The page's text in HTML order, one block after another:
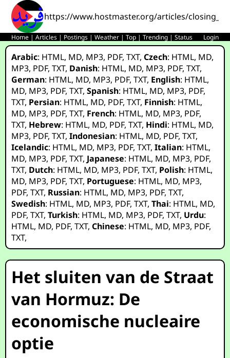
https://www.hostmaster.org/articles/
Home |Articles | Postings |Weather |Top |Trending |Status Login
Arabic: HTML, MD, MP3, PDF,TXT,Czech: HTML, MD,
MP3, PDF,TXT, Danish: HTML, MD, MP3, PDF,TXT,
German: HTML, MD, MP3, PDF,TXT, English: HTML,
MD, MP3, PDF,TXT,Spanish: HTML, MD, MP3, PDF,
TXT, Persian: HTML, MD, PDF,TXT, Finnish: HTML,
MD, MP3, PDF,TXT, French: HTML, MD, MP3, PDF,
TXT, Hebrew: HTML, MD, PDF,TXT, Hindi: HTML, MD,
MP3, PDF,TXT,Indonesian: HTML, MD, PDF,TXT,
Icelandic: HTML, MD, MP3, PDF,TXT,Italian: HTML,
MD, MP3, PDF,TXT, Japanese: HTML, MD, MP3, PDF,
TXT, Dutch: HTML, MD, MP3, PDF,TXT, Polish: HTML,
MD, MP3, PDF,TXT, Portuguese: HTML, MD, MP3,
PDF,TXT, Russian: HTML, MD, MP3, PDF,TXT,
Swedish: HTML, MD, MP3, PDF,TXT,Thai: HTML, MD,
PDF,TXT,Turkish: HTML, MD, MP3, PDF,TXT, Urdu:
HTML, MD, PDF,TXT,Chinese: HTML, MD, MP3, PDF,
TXT,
Het sluiten van de Straat
van Hormuz: De
economische nucleaire
optie